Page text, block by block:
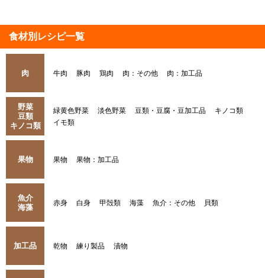
食材別レシピ一覧
肉 牛肉 豚肉 鶏肉 肉：その他 肉：加工品
野菜
豆類
キノコ類
緑黄色野菜 淡色野菜 豆類・豆腐・豆加工品
キノコ類
イモ類
果物 果物 果物：加工品
魚介
海藻
赤身 白身 甲殻類 海藻 魚介：その他 貝類
加工品 乾物 練り製品 漬物